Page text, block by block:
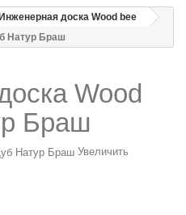
Инженерная доска Wood bee
Натур Браш
Wood
Браш
Увеличить